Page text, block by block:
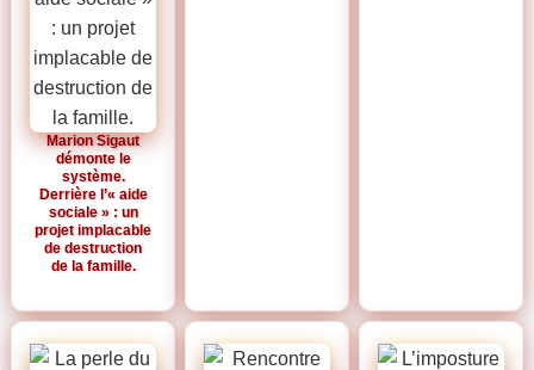
Marion Sigaut
démonte le
système.
Derrière l’« aide
sociale » : un
projet implacable
de destruction
de la famille.